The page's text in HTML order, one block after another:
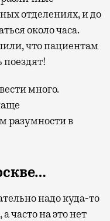
отделениях, и до
около часа.
что пациентам
поездят!
много.
разумности в
надо куда-то
часто на это нет